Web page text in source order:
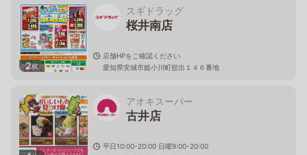
2枚
スギドラッグ
桜井南店
店舗HPをご確認ください
愛知県安城市姫小川町舘出１４６番地
アオキスーパー
古井店
平日10:00-20:00 日曜9:00-20:00